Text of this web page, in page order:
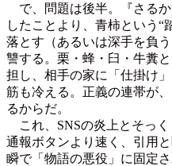
で、問題は後半。『さる
したことより、青柿という“
落とす（あるいは深手を負
讐する。栗・蜂・臼・牛糞
担し、相手の家に「仕掛け
筋も冷える。正義の連帯が
るからだ。
これ、SNSの炎上とそっく
通報ボタンより速く、引用
瞬で「物語の悪役」に固定